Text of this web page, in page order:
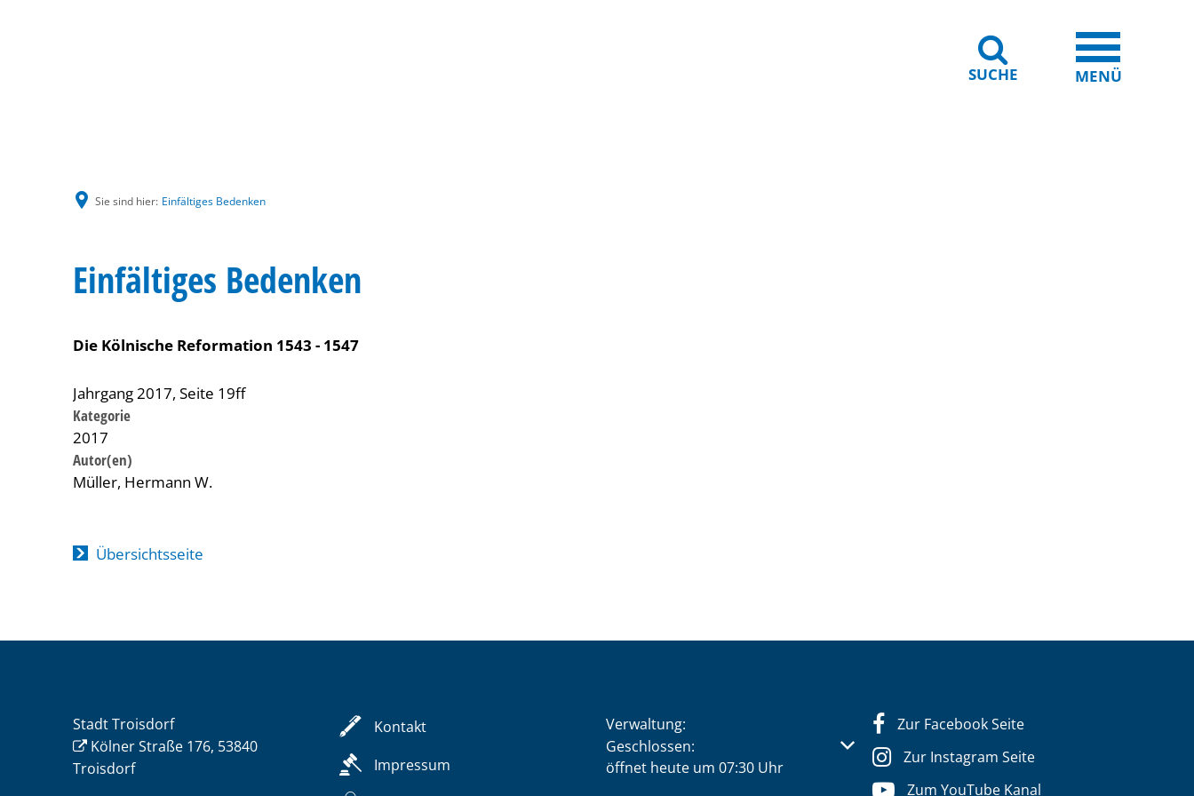
SUCHE MENÜ
Sie sind hier: Einfältiges Bedenken
Einfältiges Bedenken
Die Kölnische Reformation 1543 - 1547
Jahrgang 2017, Seite 19ff
Kategorie
2017
Müller, Hermann W.
Übersichtsseite
Stadt Troisdorf
Kölner Straße 176, 53840
Troisdorf
Kontakt
Impressum
Verwaltung:
Klicken, um weitere Öffnungs- oder Schließzeiten auszublenden
Geschlossen:
öffnet heute um 07:30 Uhr
Zur Facebook Seite
Zur Instagram Seite
Zum YouTube Kanal